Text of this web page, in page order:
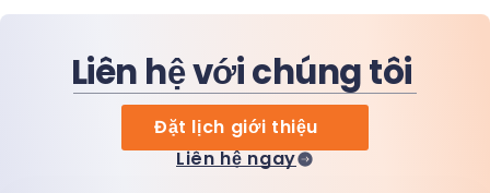
Liên hệ với chúng tôi
Đặt lịch giới thiệu
Liên hệ ngay